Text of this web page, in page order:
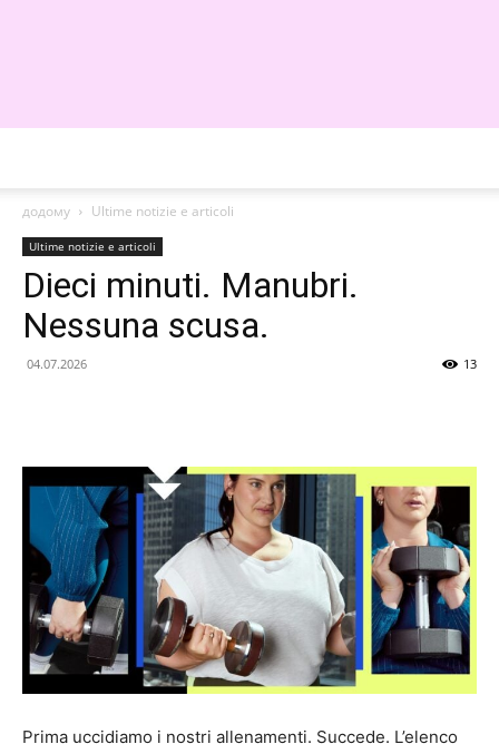
додому
Ultime notizie e articoli
Ultime notizie e articoli
Dieci minuti. Manubri.
Nessuna scusa.
04.07.2026 13
Prima uccidiamo i nostri allenamenti. Succede. L’elenco